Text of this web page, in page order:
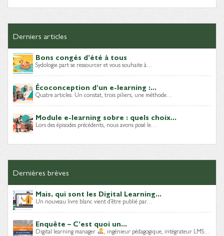
Derniers articles
Bons congés d’été à tous
Sydologie part se ressourcer et vous souhaite à…
Écoconception d’un e-learning :...
Quatre articles. Un constat, trois piliers, une méthode…
Module e-learning sobre : quels choix...
Lors des épisodes précédents, nous avons posé le…
Dernières brèves
Mais, qui sont les Digital Learning...
Un nouveau livre blanc vient d’être publié par…
Enquête – C’est quoi un...
Digital learning manager , ingénieur pédagogique, intégrateur LMS…